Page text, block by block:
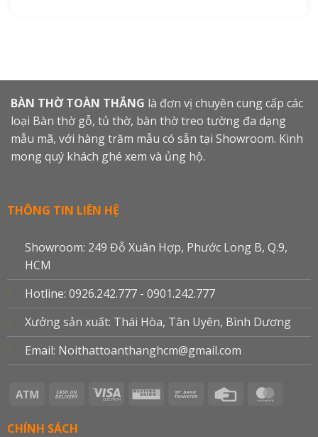
BÀN THỜ TOÀN THẮNG là đơn vị chuyên cung cấp các
loại Bàn thờ gỗ, tủ thờ, bàn thờ treo tường đa dạng
mẫu mã, với hàng trăm mẫu có sẵn tại Showroom. Kinh
mong quý khách ghé xem và ủng hộ.
THÔNG TIN LIÊN HỆ
Showroom: 249 Đỗ Xuân Hợp, Phước Long B, Q.9,
HCM
Hotline: 0926.242.777 - 0901.242.777
Xưởng sản xuất: Thái Hòa, Tân Uyên, Bình Dương
Email: Noithattoanthanghcm@gmail.com
Atm
Cash
Visa
Western
Bank
Credit
CHÍNH SÁCH